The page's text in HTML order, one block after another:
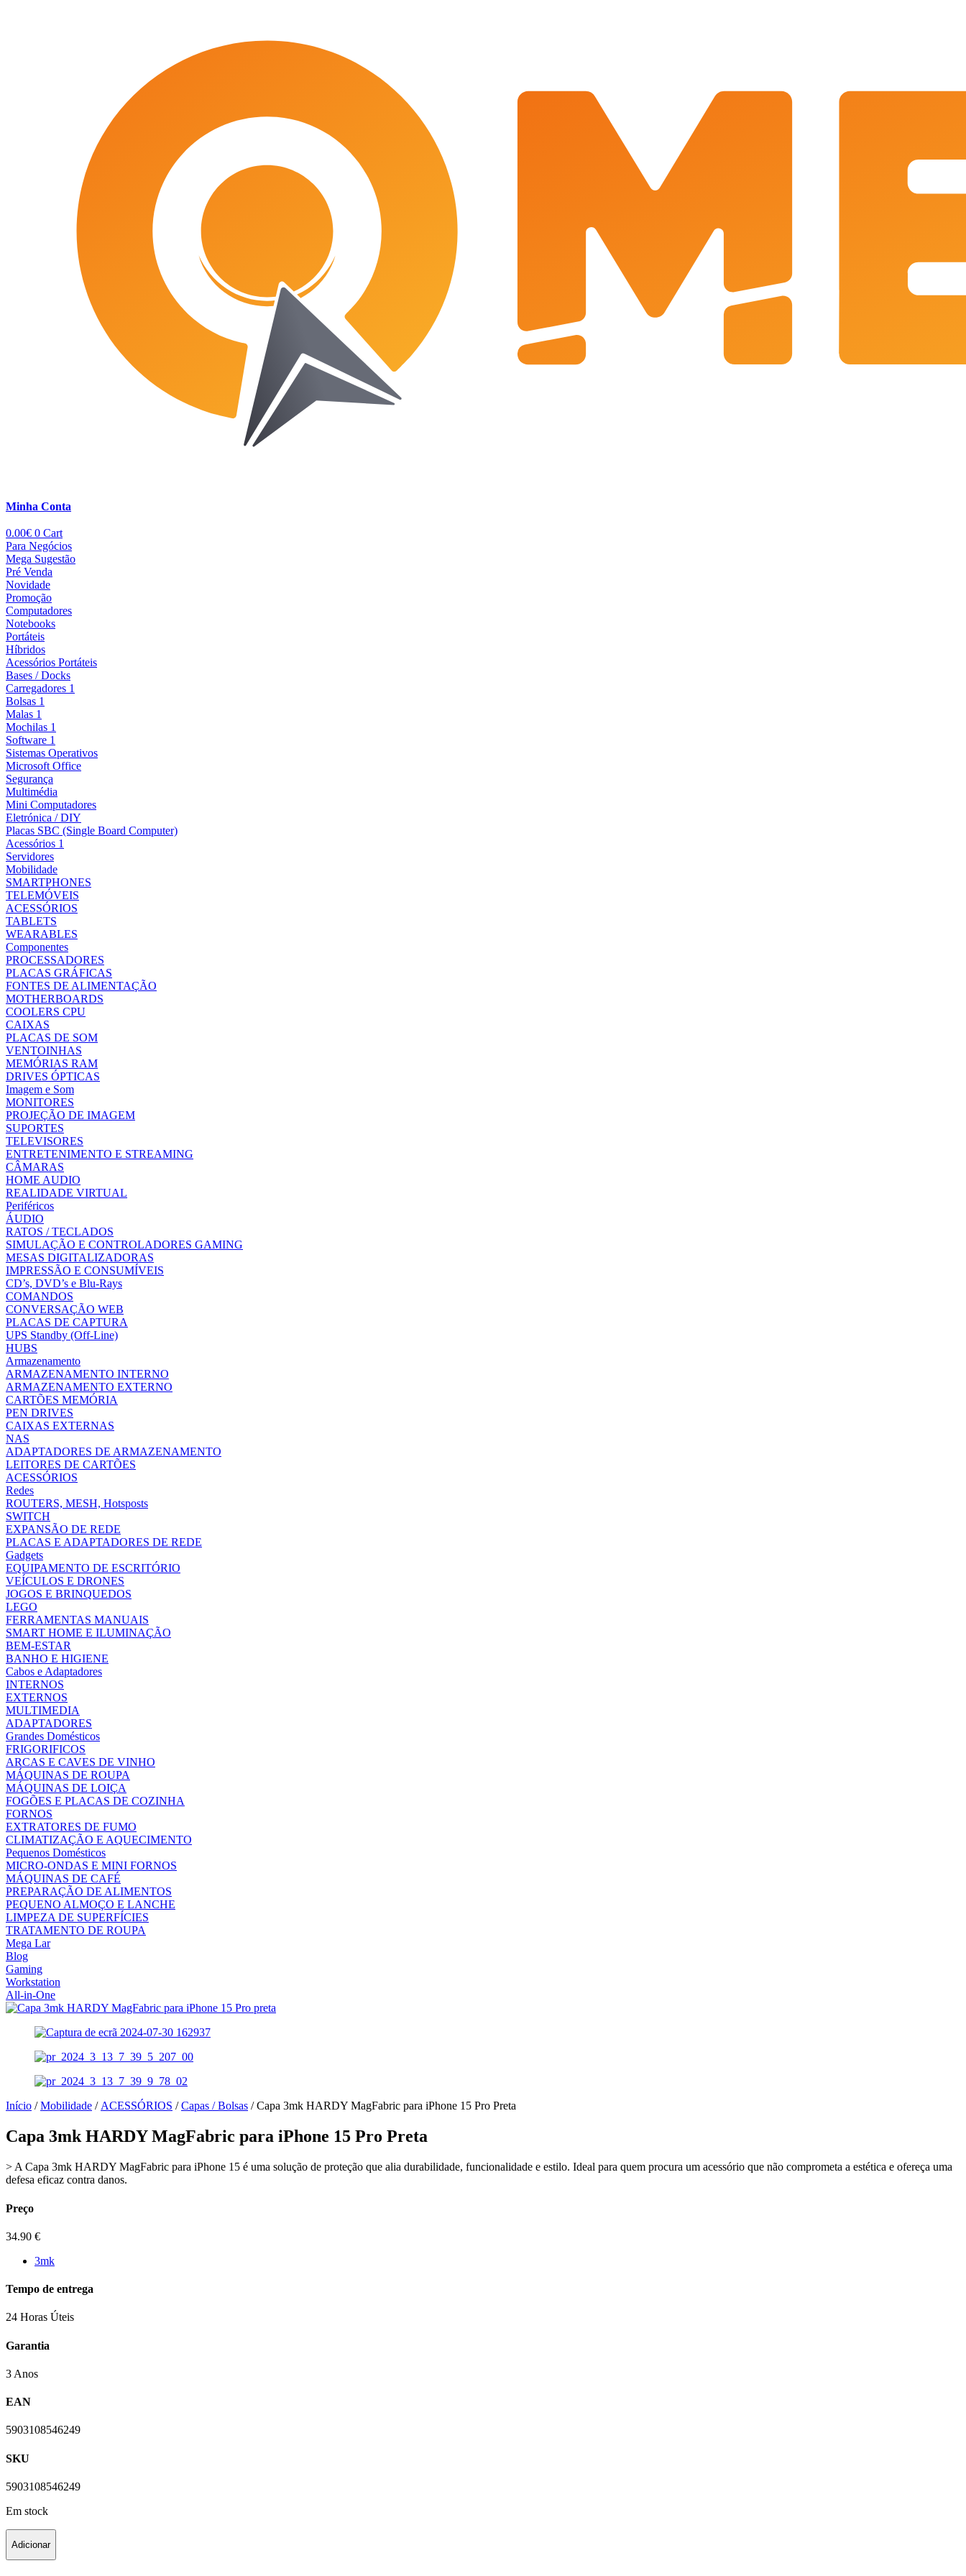
Minha Conta
0.00€ 0 Cart
Para Negócios
Mega Sugestão
Pré Venda
Novidade
Promoção
Computadores
Notebooks
Portáteis
Híbridos
Acessórios Portáteis
Bases / Docks
Carregadores 1
Bolsas 1
Malas 1
Mochilas 1
Software 1
Sistemas Operativos
Microsoft Office
Segurança
Multimédia
Mini Computadores
Eletrónica / DIY
Placas SBC (Single Board Computer)
Acessórios 1
Servidores
Mobilidade
SMARTPHONES
TELEMÓVEIS
ACESSÓRIOS
TABLETS
WEARABLES
Componentes
PROCESSADORES
PLACAS GRÁFICAS
FONTES DE ALIMENTAÇÃO
MOTHERBOARDS
COOLERS CPU
CAIXAS
PLACAS DE SOM
VENTOINHAS
MEMÓRIAS RAM
DRIVES ÓPTICAS
Imagem e Som
MONITORES
PROJEÇÃO DE IMAGEM
SUPORTES
TELEVISORES
ENTRETENIMENTO E STREAMING
CÂMARAS
HOME AUDIO
REALIDADE VIRTUAL
Periféricos
ÁUDIO
RATOS / TECLADOS
SIMULAÇÃO E CONTROLADORES GAMING
MESAS DIGITALIZADORAS
IMPRESSÃO E CONSUMÍVEIS
CD’s, DVD’s e Blu-Rays
COMANDOS
CONVERSAÇÃO WEB
PLACAS DE CAPTURA
UPS Standby (Off-Line)
HUBS
Armazenamento
ARMAZENAMENTO INTERNO
ARMAZENAMENTO EXTERNO
CARTÕES MEMÓRIA
PEN DRIVES
CAIXAS EXTERNAS
NAS
ADAPTADORES DE ARMAZENAMENTO
LEITORES DE CARTÕES
ACESSÓRIOS
Redes
ROUTERS, MESH, Hotsposts
SWITCH
EXPANSÃO DE REDE
PLACAS E ADAPTADORES DE REDE
Gadgets
EQUIPAMENTO DE ESCRITÓRIO
VEÍCULOS E DRONES
JOGOS E BRINQUEDOS
LEGO
FERRAMENTAS MANUAIS
SMART HOME E ILUMINAÇÃO
BEM-ESTAR
BANHO E HIGIENE
Cabos e Adaptadores
INTERNOS
EXTERNOS
MULTIMEDIA
ADAPTADORES
Grandes Domésticos
FRIGORIFICOS
ARCAS E CAVES DE VINHO
MÁQUINAS DE ROUPA
MÁQUINAS DE LOIÇA
FOGÕES E PLACAS DE COZINHA
FORNOS
EXTRATORES DE FUMO
CLIMATIZAÇÃO E AQUECIMENTO
Pequenos Domésticos
MICRO-ONDAS E MINI FORNOS
MÁQUINAS DE CAFÉ
PREPARAÇÃO DE ALIMENTOS
PEQUENO ALMOÇO E LANCHE
LIMPEZA DE SUPERFÍCIES
TRATAMENTO DE ROUPA
Mega Lar
Blog
Gaming
Workstation
All-in-One
Início /Mobilidade /ACESSÓRIOS /Capas / Bolsas / Capa 3mk HARDY MagFabric para iPhone 15 Pro Preta
Capa 3mk HARDY MagFabric para iPhone 15 Pro Preta
> A Capa 3mk HARDY MagFabric para iPhone 15 é uma solução de proteção que alia durabilidade, funcionalidade e estilo. Ideal para quem procura um acessório que não comprometa a estética e ofereça uma
defesa eficaz contra danos.
Preço
34.90 €
3mk
Tempo de entrega
24 Horas Úteis
Garantia
3 Anos
EAN
5903108546249
SKU
5903108546249
Em stock
Adicionar